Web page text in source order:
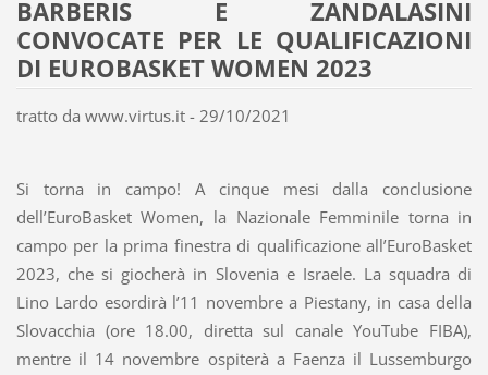
BARBERIS E ZANDALASINI
CONVOCATE PER LE QUALIFICAZIONI
DI EUROBASKET WOMEN 2023
tratto da www.virtus.it - 29/10/2021
Si torna in campo! A cinque mesi dalla conclusione
dell’EuroBasket Women, la Nazionale Femminile torna in
campo per la prima finestra di qualificazione all’EuroBasket
2023, che si giocherà in Slovenia e Israele. La squadra di
Lino Lardo esordirà l’11 novembre a Piestany, in casa della
Slovacchia (ore 18.00, diretta sul canale YouTube FIBA),
mentre il 14 novembre ospiterà a Faenza il Lussemburgo